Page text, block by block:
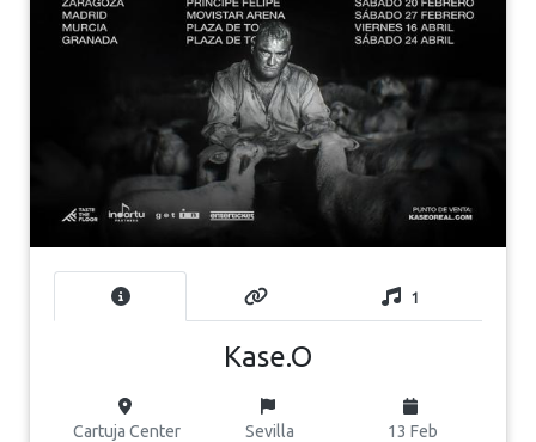
1
Kase.O
Cartuja Center Sevilla 13 Feb